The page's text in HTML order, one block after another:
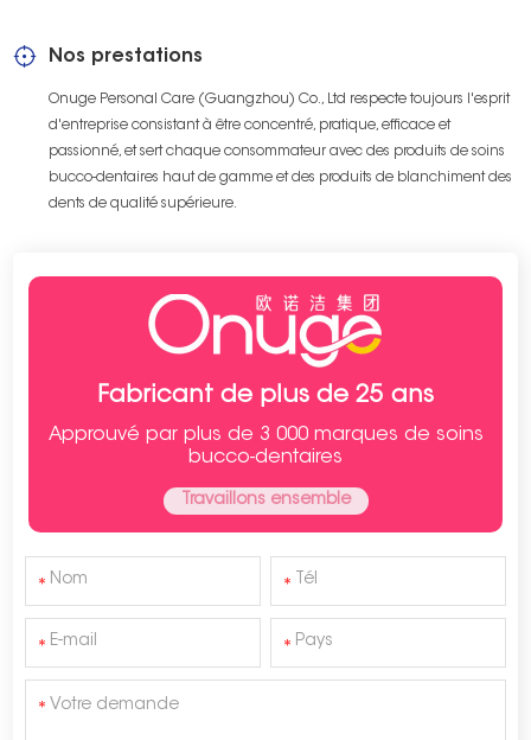
Nos prestations
Onuge Personal Care (Guangzhou) Co., Ltd respecte toujours l'esprit
d'entreprise consistant à être concentré, pratique, efficace et
passionné, et sert chaque consommateur avec des produits de soins
bucco-dentaires haut de gamme et des produits de blanchiment des
dents de qualité supérieure.
Fabricant de plus de 25 ans
Approuvé par plus de 3 000 marques de soins
bucco-dentaires
Travaillons ensemble